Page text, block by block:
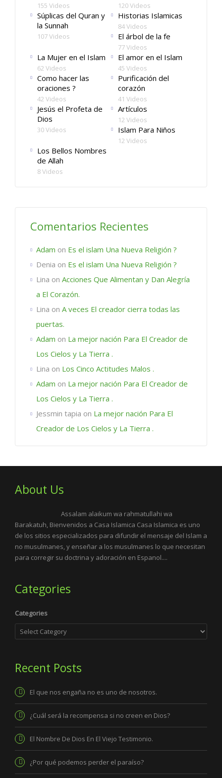
155 Videos 120 Videos
Súplicas del Quran y
la Sunnah
107 Videos
Historias Islamicas
84 Videos
El árbol de la fe
77 Videos
La Mujer en el Islam
62 Videos
El amor en el Islam
45 Videos
Como hacer las
oraciones ?
42 Videos
Purificación del
corazón
41 Videos
Jesús el Profeta de
Dios
30 Videos
Artículos
12 Videos
Islam Para Niños
12 Videos
Los Bellos Nombres
de Allah
8 Videos
Comentarios Recientes
Adam on Es el islam Una Nueva Religión ?
Denia on Es el islam Una Nueva Religión ?
Lina on Acciones Que Alimentan y Dan Alegría
a El Corazón.
Lina on A veces El creador cierra todas las
puertas.
Adam on La mejor nación Para El Creador de
Los Cielos y La Tierra .
Lina on Los Cinco Actitudes Malos .
Adam on La mejor nación Para El Creador de
Los Cielos y La Tierra .
Jessmin tapia on La mejor nación Para El
Creador de Los Cielos y La Tierra .
About Us
Assalam alaikum wa rahmatullahi wa
Barakatuh, Bienvenidos a Casa Islamica Casa Islamica es uno
de los sitios especializados para difundir el mensaje del Islam a
no musulmanes, y enseñar a los musulmanes lo que necesitan
para corregir su doctrina y adoración en Espanol....
Categories
Categories
Recent Posts
El que nos engaña no es uno de nosotros.
¿Cuál será la recompensa si no creen en Dios?
El Nombre De Dios En El Viejo Testimonio.
¿Por qué podemos perder el paraíso?